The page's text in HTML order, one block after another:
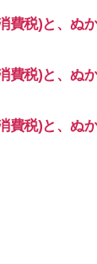
費税)と、ぬ
費税)と、ぬ
費税)と、ぬ